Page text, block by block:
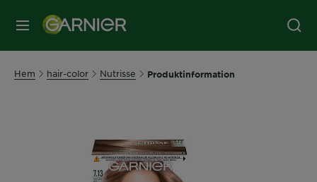
MENY
Hem hair-color Nutrisse Produktinformation